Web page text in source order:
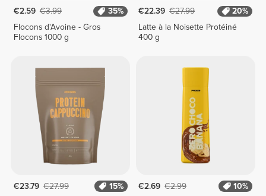
€2.59 €3.99
35%
Flocons d'Avoine - Gros
Flocons 1000 g
€22.39 €27.99
20%
Latte à la Noisette Protéiné
400 g
€23.79 €27.99
15%
€2.69 €2.99
10%